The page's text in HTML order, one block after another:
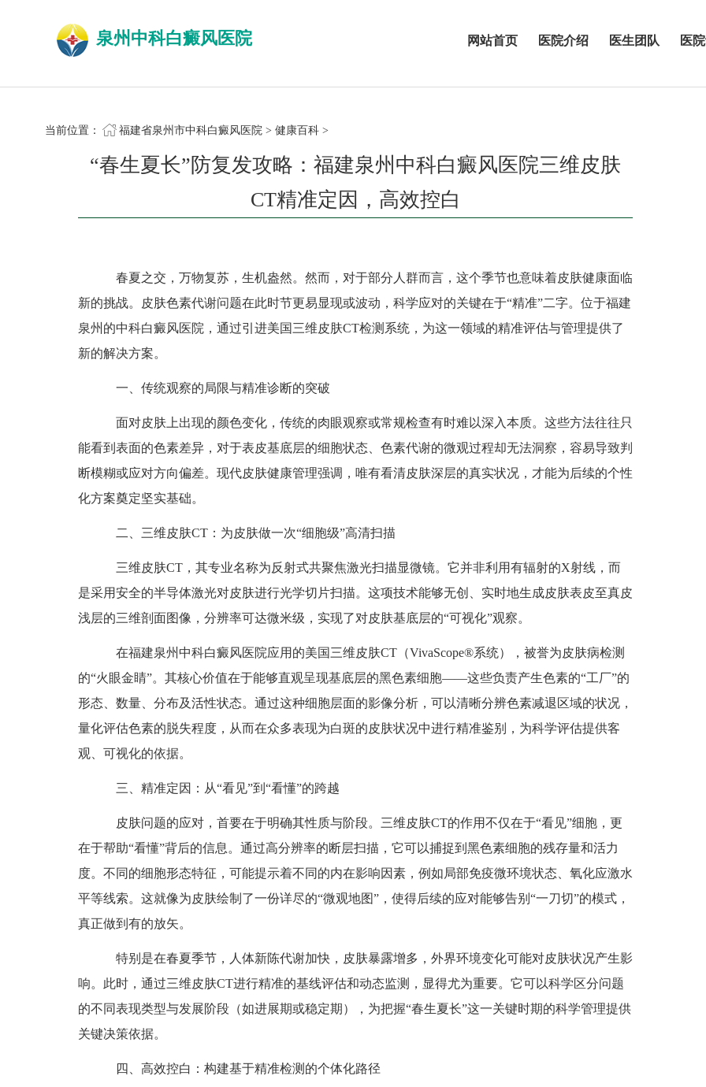
泉州中科白癜风医院 网站首页 医院介绍 医生团队 医
当前位置： 福建省泉州市中科白癜风医院 > 健康百科 >
“春生夏长”防复发攻略：福建泉州中科白癜风医院三维皮肤
CT精准定因，高效控白
春夏之交，万物复苏，生机盎然。然而，对于部分人群而言，这个季节也意味着皮肤健康面临
新的挑战。皮肤色素代谢问题在此时节更易显现或波动，科学应对的关键在于“精准”二字。位于福建
泉州的中科白癜风医院，通过引进美国三维皮肤CT检测系统，为这一领域的精准评估与管理提供了
新的解决方案。
一、传统观察的局限与精准诊断的突破
面对皮肤上出现的颜色变化，传统的肉眼观察或常规检查有时难以深入本质。这些方法往往只
能看到表面的色素差异，对于表皮基底层的细胞状态、色素代谢的微观过程却无法洞察，容易导致判
断模糊或应对方向偏差。现代皮肤健康管理强调，唯有看清皮肤深层的真实状况，才能为后续的个性
化方案奠定坚实基础。
二、三维皮肤CT：为皮肤做一次“细胞级”高清扫描
三维皮肤CT，其专业名称为反射式共聚焦激光扫描显微镜。它并非利用有辐射的X射线，而
是采用安全的半导体激光对皮肤进行光学切片扫描。这项技术能够无创、实时地生成皮肤表皮至真皮
浅层的三维剖面图像，分辨率可达微米级，实现了对皮肤基底层的“可视化”观察。
在福建泉州中科白癜风医院应用的美国三维皮肤CT（VivaScope®系统），被誉为皮肤病检测
的“火眼金睛”。其核心价值在于能够直观呈现基底层的黑色素细胞——这些负责产生色素的“工厂”的
形态、数量、分布及活性状态。通过这种细胞层面的影像分析，可以清晰分辨色素减退区域的状况，
量化评估色素的脱失程度，从而在众多表现为白斑的皮肤状况中进行精准鉴别，为科学评估提供客
观、可视化的依据。
三、精准定因：从“看见”到“看懂”的跨越
皮肤问题的应对，首要在于明确其性质与阶段。三维皮肤CT的作用不仅在于“看见”细胞，更
在于帮助“看懂”背后的信息。通过高分辨率的断层扫描，它可以捕捉到黑色素细胞的残存量和活力
度。不同的细胞形态特征，可能提示着不同的内在影响因素，例如局部免疫微环境状态、氧化应激水
平等线索。这就像为皮肤绘制了一份详尽的“微观地图”，使得后续的应对能够告别“一刀切”的模式，
真正做到有的放矢。
特别是在春夏季节，人体新陈代谢加快，皮肤暴露增多，外界环境变化可能对皮肤状况产生影
响。此时，通过三维皮肤CT进行精准的基线评估和动态监测，显得尤为重要。它可以科学区分问题
的不同表现类型与发展阶段（如进展期或稳定期），为把握“春生夏长”这一关键时期的科学管理提供
关键决策依据。
四、高效控白：构建基于精准检测的个体化路径